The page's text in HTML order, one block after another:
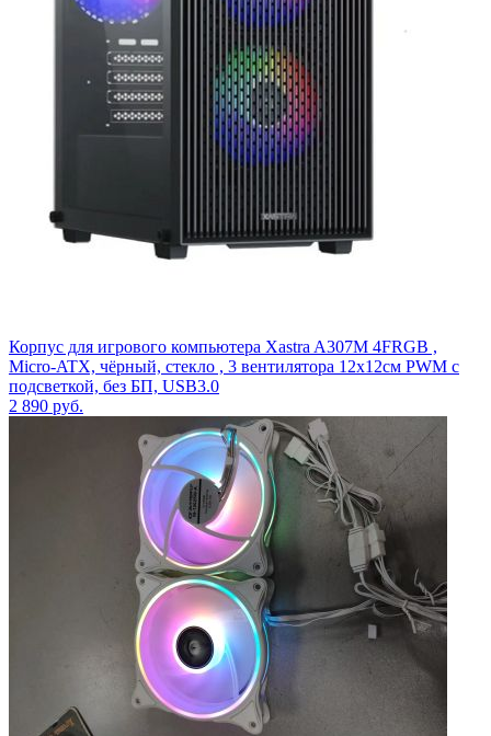
Корпус для игрового компьютера Xastra A307M 4FRGB ,
Micro-ATX, чёрный, стекло , 3 вентилятора 12x12см PWM с
подсветкой, без БП, USB3.0
2 890 руб.